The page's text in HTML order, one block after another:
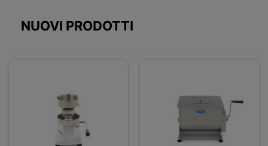
NUOVI PRODOTTI